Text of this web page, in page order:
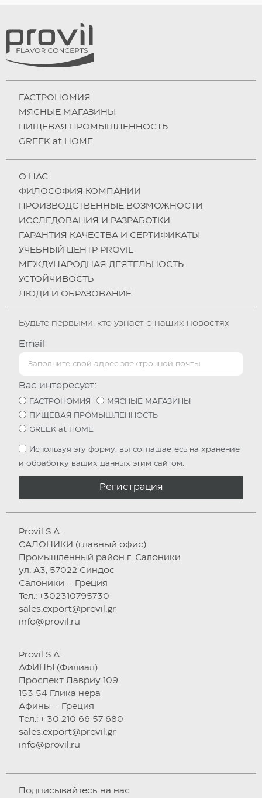
ГАСТРОНОМИЯ
МЯСНЫЕ МАГАЗИНЫ
ПИЩЕВАЯ ПРОМЫШЛЕННОСТЬ
GREEK at HOME
О НAC
ФИЛОСОФИЯ КОМПАНИИ
ПРОИЗВОДСТВЕННЫЕ ВОЗМОЖНОСТИ
ИССЛЕДОВАНИЯ И РАЗРАБОТКИ
ГАРАНТИЯ КАЧЕСТВА И СЕРТИФИКАТЫ
УЧЕБНЫЙ ЦЕНТР PROVIL
МЕЖДУНАРОДНАЯ ДЕЯТЕЛЬНОСТЬ
УСТОЙЧИВОСТЬ
ЛЮДИ И ОБРАЗОВАНИЕ
Будьте первыми, кто узнает о наших новостях
Email
Вас интересует:
ГАСТРОНОМИЯ
МЯСНЫЕ МАГАЗИНЫ
ПИЩЕВАЯ ПРОМЫШЛЕННОСТЬ
GREEK at HOME
Используя эту форму, вы соглашаетесь на хранение
и обработку ваших данных этим сайтом.
Регистрация
Provil S.A.
САЛОНИКИ (главный офис)
Промышленный район г. Салоники
ул. А3, 57022 Синдос
Салоники – Греция
Тел.: +302310795730
sales.export@provil.gr
info@provil.ru
Provil S.A.
АФИНЫ (Филиал)
Проспект Лавриу 109
153 54 Глика нера
Афины – Греция
Tел.: + 30 210 66 57 680
sales.export@provil.gr
info@provil.ru
Подписывайтесь на нас